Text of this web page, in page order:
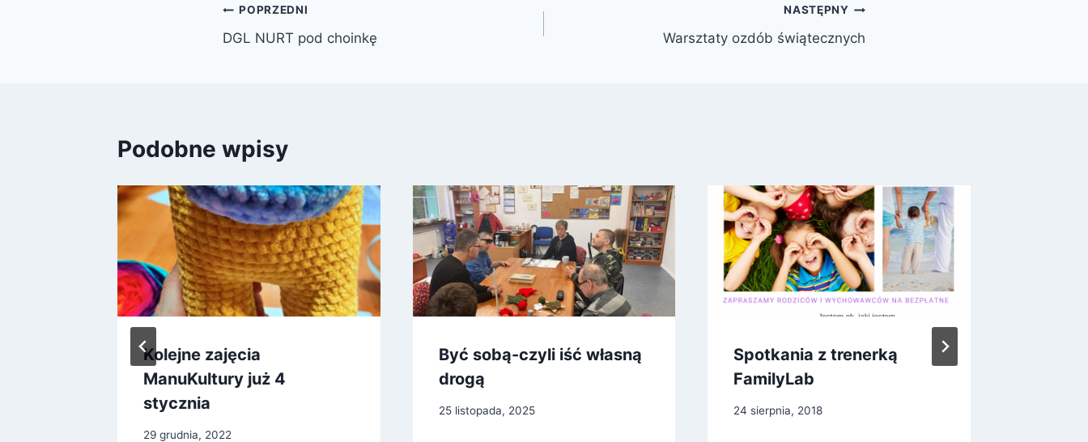
Nawigacja
wpisu
POPRZEDNI
DGL NURT pod choinkę
NASTĘPNY
Warsztaty ozdób świątecznych
Podobne wpisy
Kolejne zajęcia
ManuKultury już 4
stycznia
29 grudnia, 2022
Być sobą-czyli iść własną
drogą
25 listopada, 2025
Spotkania z trenerką
FamilyLab
24 sierpnia, 2018